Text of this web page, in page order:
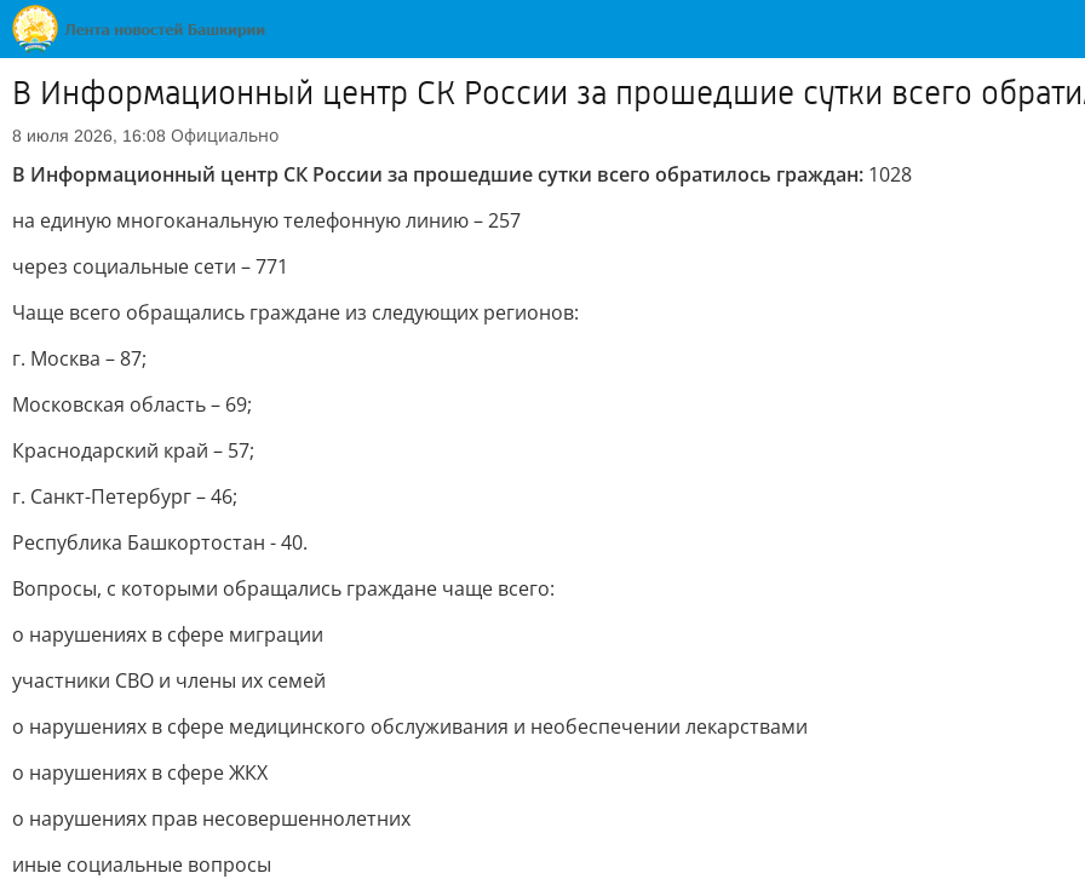
В Информационный центр СК России за прошедшие сутки всего
8 июля 2026, 16:08 Официально
В Информационный центр СК России за прошедшие сутки всего обратилось граждан: 1028
на единую многоканальную телефонную линию – 257
через социальные сети – 771
Чаще всего обращались граждане из следующих регионов:
г. Москва – 87;
Московская область – 69;
Краснодарский край – 57;
г. Санкт-Петербург – 46;
Республика Башкортостан - 40.
Вопросы, с которыми обращались граждане чаще всего:
о нарушениях в сфере миграции
участники СВО и члены их семей
о нарушениях в сфере медицинского обслуживания и необеспечении лекарствами
о нарушениях в сфере ЖКХ
о нарушениях прав несовершеннолетних
иные социальные вопросы